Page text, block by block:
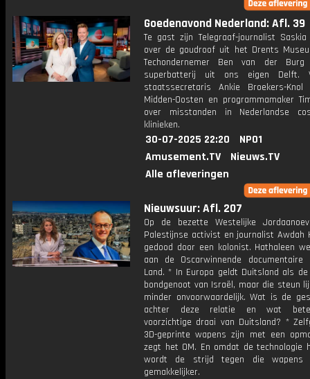
Goedenavond Nederland: Afl. 39
Te gast zijn Telegraaf-journalist Saskia
over de goudroof uit het Drents
Techondernemer Ben van der
superbatterij uit ons eigen Delft.
staatssecretaris Ankie Broekers-
Midden-Oosten en programmamaker
over misstanden in Nederlandse
klinieken.
30-07-2025 22:20
NPO1
Amusement.TV
Nieuws.TV
Alle afleveringen
Nieuwsuur: Afl. 207
Op de bezette Westelijke
Palestijnse activist en journalist Awdah
gedood door een kolonist. Hathaleen
aan de Oscarwinnende documentaire
Land. * In Europa geldt Duitsland als
bondgenoot van Israël, maar die steun
minder onvoorwaardelijk. Wat is de
achter deze relatie en wat
voorzichtige draai van Duitsland? *
3D-geprinte wapens zijn met een
zegt het OM. En omdat de technologie
wordt de strijd tegen die wapens
gemakkelijker.